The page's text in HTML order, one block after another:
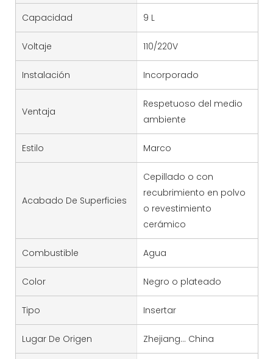
Capacidad 9 L
Voltaje 110/220V
Instalación Incorporado
Ventaja
Respetuoso del medio
ambiente
Estilo Marco
Acabado De Superficies
Cepillado o con
recubrimiento en polvo
o revestimiento
cerámico
Combustible Agua
Color Negro o plateado
Tipo Insertar
Lugar De Origen Zhejiang... China